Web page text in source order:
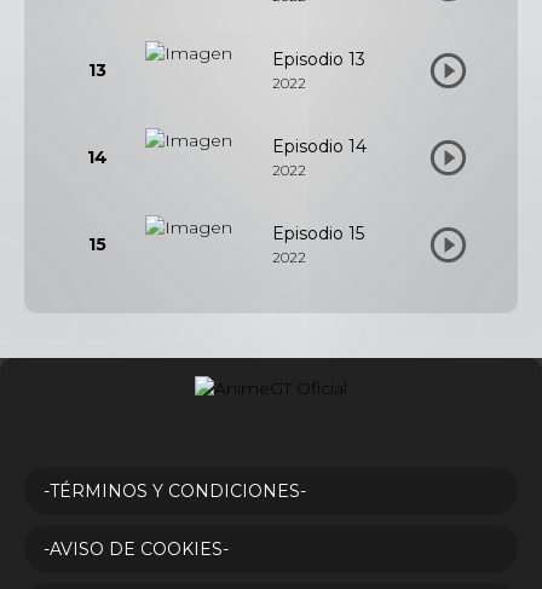
13 Episodio 13
2022
14 Episodio 14
2022
15 Episodio 15
2022
-TÉRMINOS Y CONDICIONES-
-AVISO DE COOKIES-